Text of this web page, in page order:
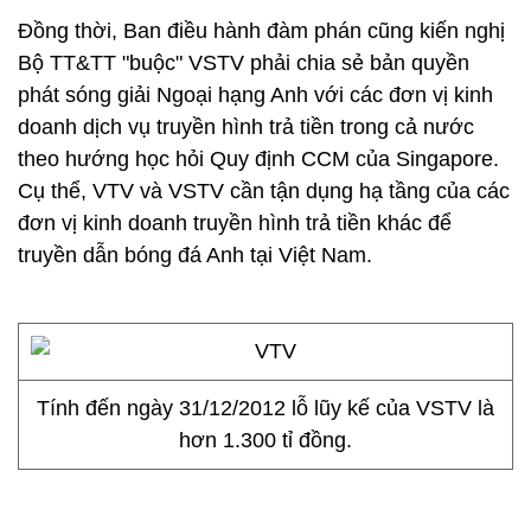
Đồng thời, Ban điều hành đàm phán cũng kiến nghị
Bộ TT&TT "buộc" VSTV phải chia sẻ bản quyền
phát sóng giải Ngoại hạng Anh với các đơn vị kinh
doanh dịch vụ truyền hình trả tiền trong cả nước
theo hướng học hỏi Quy định CCM của Singapore.
Cụ thể, VTV và VSTV cần tận dụng hạ tầng của các
đơn vị kinh doanh truyền hình trả tiền khác để
truyền dẫn bóng đá Anh tại Việt Nam.
Tính đến ngày 31/12/2012 lỗ lũy kế của VSTV là
hơn 1.300 tỉ đồng.